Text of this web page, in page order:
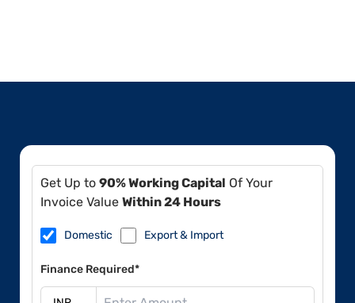
Get Up to 90% Working Capital Of Your
Invoice Value Within 24 Hours
Domestic Export & Import
Finance Required*